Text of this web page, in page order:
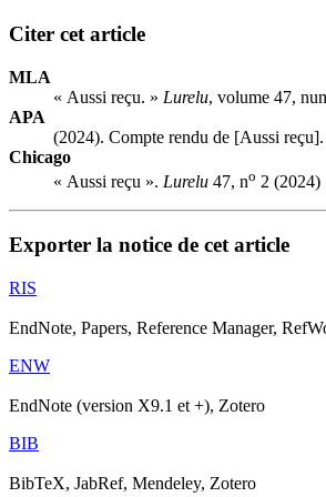
Citer cet article
MLA
« Aussi reçu. » Lurelu, volume 47,
APA
(2024). Compte rendu de [Aussi reçu].
Chicago
« Aussi reçu ». Lurelu 47, no 2 (2024)
Exporter la notice de cet article
RIS
EndNote, Papers, Reference Manager,
ENW
EndNote (version X9.1 et +), Zotero
BIB
BibTeX, JabRef, Mendeley, Zotero